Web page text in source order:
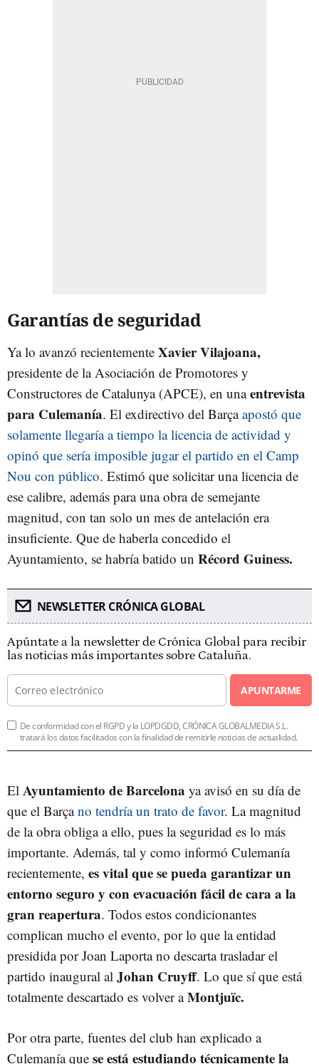
Garantías de seguridad
Ya lo avanzó recientemente Xavier Vilajoana,
presidente de la Asociación de Promotores y
Constructores de Catalunya (APCE), en unaentrevista
para Culemanía. El exdirectivo del Barçaapostó que
solamente llegaría a tiempo la licencia de actividad y
opinó que sería imposible jugar el partido en el Camp
Nou con público. Estimó que solicitar una licencia de
ese calibre, además para una obra de semejante
magnitud, con tan solo un mes de antelación era
insuficiente. Que de haberla concedido el
Ayuntamiento, se habría batido un Récord Guiness.
NEWSLETTER CRÓNICA GLOBAL
Apúntate a la newsletter de Crónica Global para recibir
las noticias más importantes sobre Cataluña.
APUNTARME
De conformidad con el RGPD y la LOPDGDD, CRÓNICA GLOBALMEDIA S.L.
tratará los datos facilitados con la finalidad de remitirle noticias de actualidad.
El Ayuntamiento de Barcelona ya avisó en su día de
que el Barçano tendría un trato de favor. La magnitud
de la obra obliga a ello, pues la seguridad es lo más
importante. Además, tal y como informó Culemanía
recientemente, es vital que se pueda garantizar un
entorno seguro y con evacuación fácil de cara a la
gran reapertura. Todos estos condicionantes
complican mucho el evento, por lo que la entidad
presidida por Joan Laporta no descarta trasladar el
partido inaugural al Johan Cruyff. Lo que sí que está
totalmente descartado es volver aMontjuïc.
Por otra parte, fuentes del club han explicado a
Culemanía que se está estudiando técnicamente la